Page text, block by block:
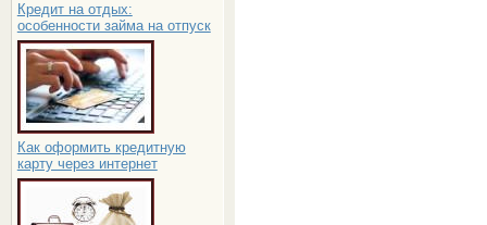
Кредит на отдых:
особенности займа на отпуск
Как оформить кредитную
карту через интернет